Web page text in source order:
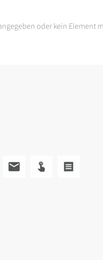
oder kein Element